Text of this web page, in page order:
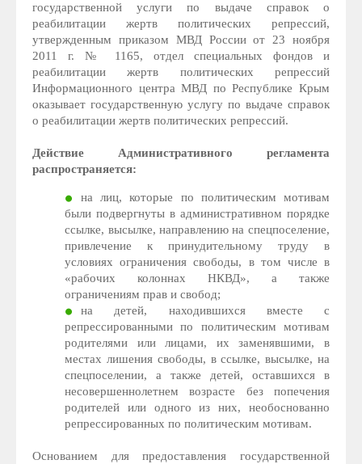
государственной услуги по выдаче справок о
реабилитации жертв политических репрессий,
утвержденным приказом МВД России от 23 ноября
2011 г. № 1165, отдел специальных фондов и
реабилитации жертв политических репрессий
Информационного центра МВД по Республике Крым
оказывает государственную услугу по выдаче справок
о реабилитации жертв политических репрессий.
Действие Административного регламента
распространяется:
на лиц, которые по политическим мотивам
были подвергнуты в административном порядке
ссылке, высылке, направлению на спецпоселение,
привлечение к принудительному труду в
условиях ограничения свободы, в том числе в
«рабочих колоннах НКВД», а также
ограничениям прав и свобод;
на детей, находившихся вместе с
репрессированными по политическим мотивам
родителями или лицами, их заменявшими, в
местах лишения свободы, в ссылке, высылке, на
спецпоселении, а также детей, оставшихся в
несовершеннолетнем возрасте без попечения
родителей или одного из них, необоснованно
репрессированных по политическим мотивам.
Основанием для предоставления государственной